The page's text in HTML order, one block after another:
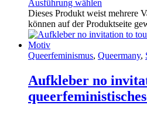
Ausführung wählen
Dieses Produkt weist mehrere
können auf der Produktseite
Queerfeminismus, Queermany,
Aufkleber no